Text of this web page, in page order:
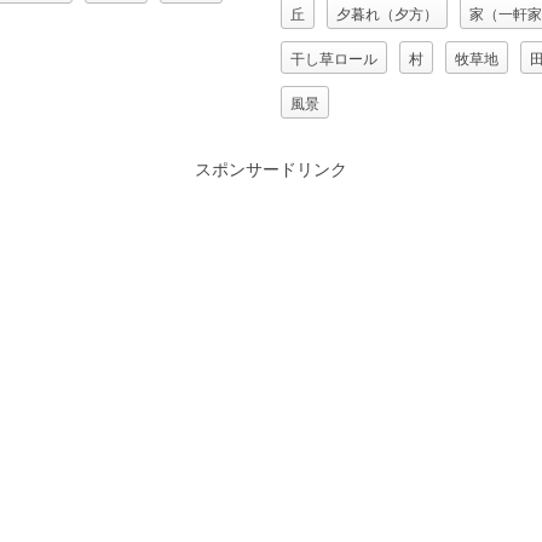
丘 夕暮れ（夕方） 家（一軒家
干し草ロール 村 牧草地
風景
スポンサードリンク